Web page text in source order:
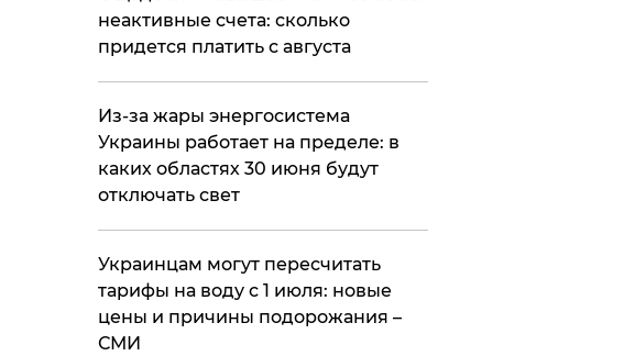
неактивные счета: сколько
придется платить с августа
Из-за жары энергосистема
Украины работает на пределе: в
каких областях 30 июня будут
отключать свет
Украинцам могут пересчитать
тарифы на воду с 1 июля: новые
цены и причины подорожания –
СМИ